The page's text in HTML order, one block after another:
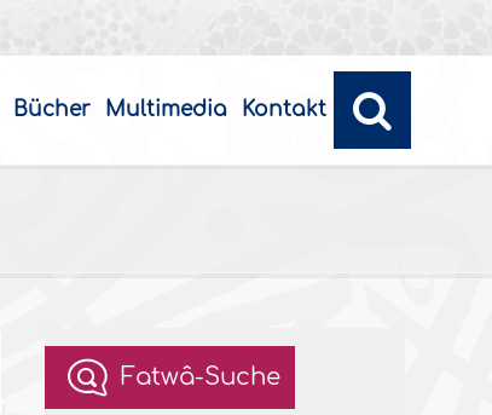
Bücher Multimedia Kontakt
Fatwâ-Suche